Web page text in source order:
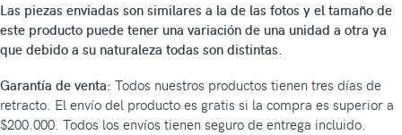
Las piezas enviadas son similares a la de las fotos y el tamaño de
este producto puede tener una variación de una unidad a otra ya
que debido a su naturaleza todas son distintas.
Garantía de venta: Todos nuestros productos tienen tres días de
retracto. El envío del producto es gratis si la compra es superior a
$200.000. Todos los envíos tienen seguro de entrega incluido.